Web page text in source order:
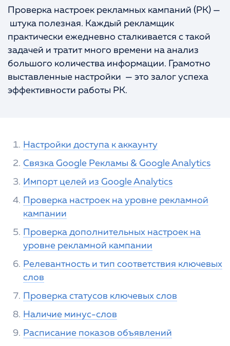
Портфолио
КОНТАКТЫ
Проверка настроек рекламных кампаний (РК) —
штука полезная. Каждый рекламщик
практически ежедневно сталкивается с такой
задачей и тратит много времени на анализ
большого количества информации. Грамотно
выставленные настройки — это залог успеха
эффективности работы РК.
Настройки доступа к аккаунту
Связка Google Рекламы & Google Analytics
Импорт целей из Google Analytics
Проверка настроек на уровне рекламной
кампании
Проверка дополнительных настроек на
уровне рекламной кампании
Релевантность и тип соответствия ключевых
слов
Проверка статусов ключевых слов
Наличие минус-слов
Расписание показов объявлений